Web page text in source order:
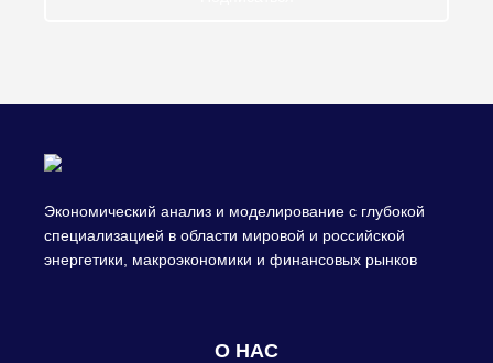
Экономический анализ и моделирование с глубокой
специализацией в области мировой и российской
энергетики, макроэкономики и финансовых рынков
О НАС